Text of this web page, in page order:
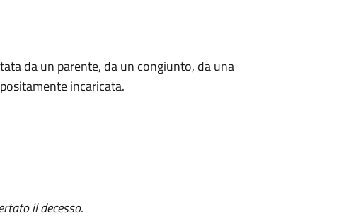
da un parente, da un congiunto, da una
incaricata.
il decesso.